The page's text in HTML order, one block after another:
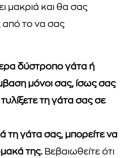
μακριά και θα σας
από το να σας
δύστροπο γάτα ή
μόνοι σας, ίσως σας
τη γάτα σας σε
τη γάτα σας, μπορείτε να
της. Βεβαιωθείτε ότι